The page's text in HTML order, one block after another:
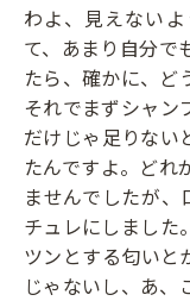
わよ、見えない
て、あまり自分で
たら、確かに、ど
それでまずシャン
だけじゃ足りない
たんですよ。どれ
ませんでしたが
チュレにしました
ツンとする匂いと
じゃないし、あ、